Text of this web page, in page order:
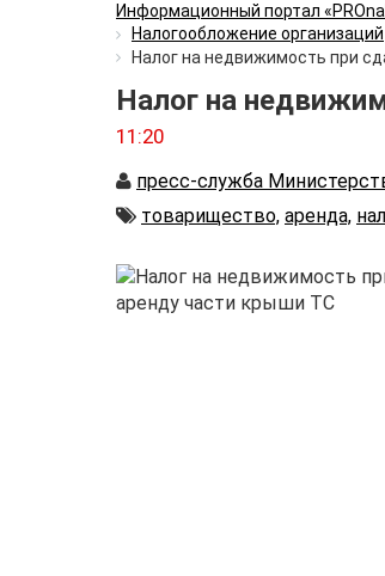
Информационный портал
Налогообложение организаций
Налог на недвижимость при
Налог на
11:20
Автор
пресс-служба
Автор
товарищество, аренда,